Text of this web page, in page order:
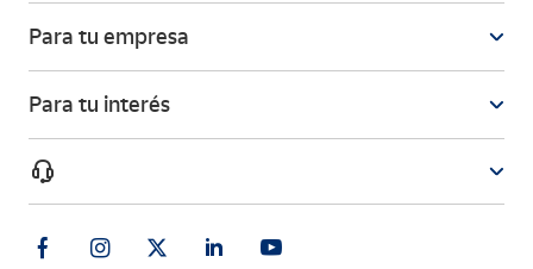
Para tu empresa
Para tu interés